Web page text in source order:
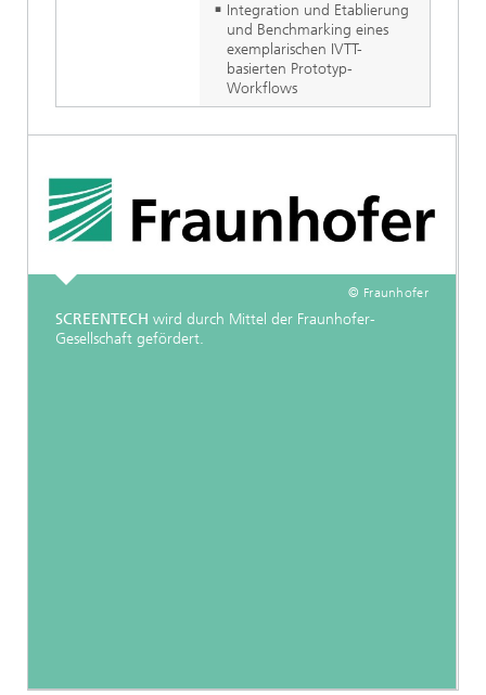
Integration und Etablierung
und Benchmarking eines
exemplarischen IVTT-
basierten Prototyp-
Workflows
© Fraunhofer
SCREENTECH wird durch Mittel der Fraunhofer-
Gesellschaft gefördert.